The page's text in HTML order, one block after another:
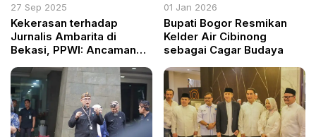
27 Sep 2025
Kekerasan terhadap
Jurnalis Ambarita di
Bekasi, PPWI: Ancaman
Pers
01 Jan 2026
Bupati Bogor Resmikan
Kelder Air Cibinong
sebagai Cagar Budaya